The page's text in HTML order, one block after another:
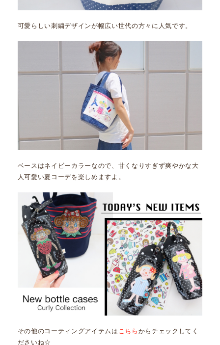
可愛らしい刺繍デザインが幅広い世代の方々に人気です。
ベースはネイビーカラーなので、甘くなりすぎず爽やかな大
人可愛い夏コーデを楽しめますよ。
その他のコーティングアイテムは こちら からチェックしてく
ださいね☆